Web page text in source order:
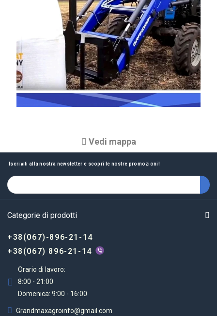
Vedi mappa
Iscriviti alla nostra newsletter e scopri le nostre promozioni!
Categorie di prodotti
+38(067)-896-21-14
+38(067) 896-21-14
Orario di lavoro:
8:00 - 21:00
Domenica: 9:00 - 16:00
Grandmaxagroinfo@gmail.com